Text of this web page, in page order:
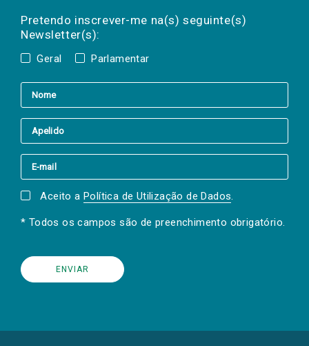
Pretendo inscrever-me na(s) seguinte(s)
Newsletter(s):
Geral Parlamentar
a(s) newsletter(s).
mail
Aceito a Política de Utilização de Dados.
* Todos os campos são de preenchimento obrigatório.